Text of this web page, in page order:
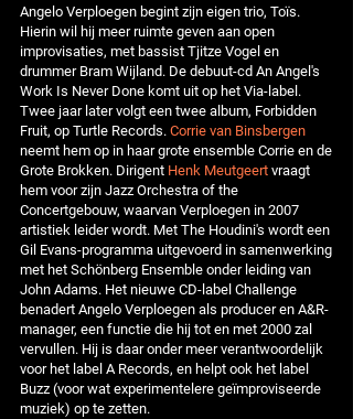
Angelo Verploegen begint zijn eigen trio, Toïs.
Hierin wil hij meer ruimte geven aan open
improvisaties, met bassist Tjitze Vogel en
drummer Bram Wijland. De debuut-cd An Angel's
Work Is Never Done komt uit op het Via-label.
Twee jaar later volgt een twee album, Forbidden
Fruit, op Turtle Records.Corrie van Binsbergen
neemt hem op in haar grote ensemble Corrie en de
Grote Brokken. Dirigent Henk Meutgeertvraagt
hem voor zijn Jazz Orchestra of the
Concertgebouw, waarvan Verploegen in 2007
artistiek leider wordt. Met The Houdini's wordt een
Gil Evans-programma uitgevoerd in samenwerking
met het Schönberg Ensemble onder leiding van
John Adams. Het nieuwe CD-label Challenge
benadert Angelo Verploegen als producer en A&R-
manager, een functie die hij tot en met 2000 zal
vervullen. Hij is daar onder meer verantwoordelijk
voor het label A Records, en helpt ook het label
Buzz (voor wat experimentelere geïmproviseerde
muziek) op te zetten.